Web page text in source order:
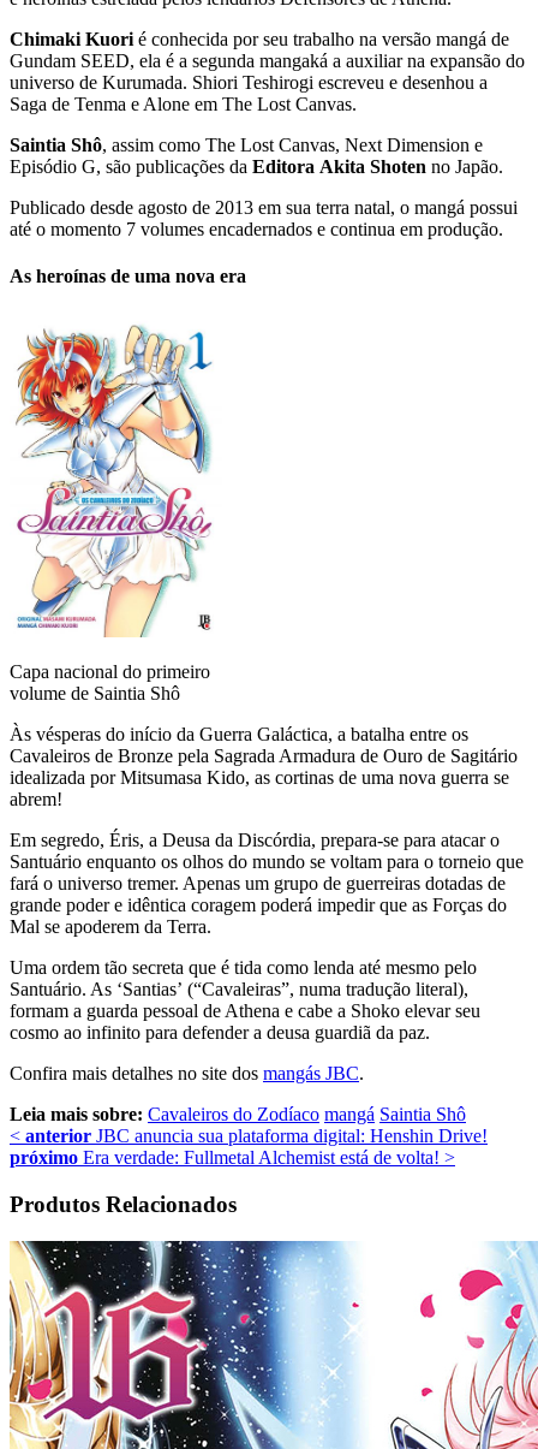
Chimaki Kuori é conhecida por seu trabalho na versão mangá de
Gundam SEED, ela é a segunda mangaká a auxiliar na expansão do
universo de Kurumada. Shiori Teshirogi escreveu e desenhou a
Saga de Tenma e Alone em The Lost Canvas.
Saintia Shô, assim como The Lost Canvas, Next Dimension e
Episódio G, são publicações da Editora Akita Shoten no Japão.
Publicado desde agosto de 2013 em sua terra natal, o mangá possui
até o momento 7 volumes encadernados e continua em produção.
As heroínas de uma nova era
Capa nacional do primeiro
volume de Saintia Shô
Às vésperas do início da Guerra Galáctica, a batalha entre os
Cavaleiros de Bronze pela Sagrada Armadura de Ouro de Sagitário
idealizada por Mitsumasa Kido, as cortinas de uma nova guerra se
abrem!
Em segredo, Éris, a Deusa da Discórdia, prepara-se para atacar o
Santuário enquanto os olhos do mundo se voltam para o torneio que
fará o universo tremer. Apenas um grupo de guerreiras dotadas de
grande poder e idêntica coragem poderá impedir que as Forças do
Mal se apoderem da Terra.
Uma ordem tão secreta que é tida como lenda até mesmo pelo
Santuário. As ‘Santias’ (“Cavaleiras”, numa tradução literal),
formam a guarda pessoal de Athena e cabe a Shoko elevar seu
cosmo ao infinito para defender a deusa guardiã da paz.
Confira mais detalhes no site dos mangás JBC.
Leia mais sobre: Cavaleiros do Zodíaco mangá Saintia Shô
< anterior JBC anuncia sua plataforma digital: Henshin Drive!
próximo Era verdade: Fullmetal Alchemist está de volta! >
Produtos Relacionados